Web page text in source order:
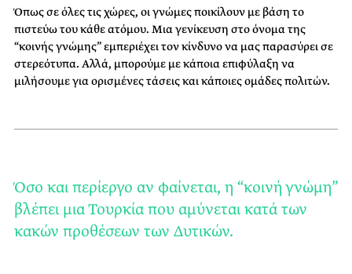
Όπως σε όλες τις χώρες, οι γνώμες ποικίλουν με βάση το
πιστεύω του κάθε ατόμου. Μια γενίκευση στο όνομα της
“κοινής γνώμης” εμπεριέχει τον κίνδυνο να μας παρασύρει σε
στερεότυπα. Αλλά, μπορούμε με κάποια επιφύλαξη να
μιλήσουμε για ορισμένες τάσεις και κάποιες ομάδες πολιτών.
Όσο και περίεργο αν φαίνεται, η “κοινή γνώμη”
βλέπει μια Τουρκία που αμύνεται κατά των
κακών προθέσεων των Δυτικών.